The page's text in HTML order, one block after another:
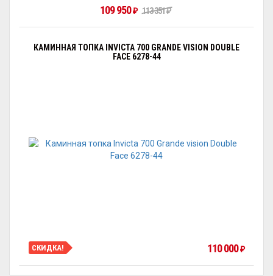
109 950₽ 113 351₽
КАМИННАЯ ТОПКА INVICTA 700 GRANDE VISION DOUBLE
FACE 6278-44
СКИДКА! 110 000₽